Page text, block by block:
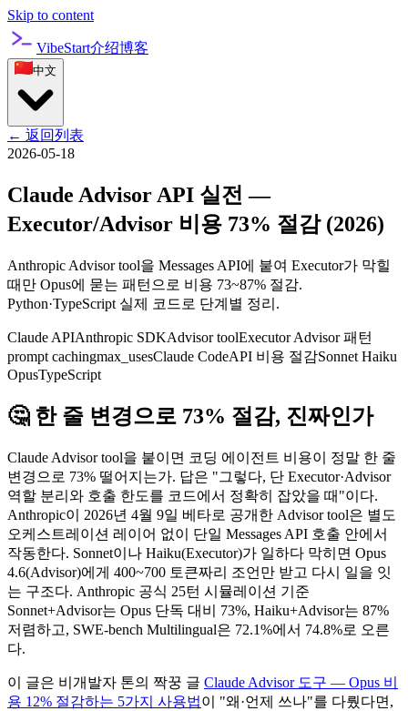
Skip to content
VibeStart介绍博客
中文
← 返回列表
2026-05-18
Claude Advisor API 실전 —
Executor/Advisor 비용 73% 절감 (2026)
Anthropic Advisor tool을 Messages API에 붙여 Executor가 막힐
때만 Opus에 묻는 패턴으로 비용 73~87% 절감.
Python·TypeScript 실제 코드로 단계별 정리.
Claude APIAnthropic SDKAdvisor toolExecutor Advisor 패턴
prompt cachingmax_usesClaude CodeAPI 비용 절감Sonnet Haiku
OpusTypeScript
🤔 한 줄 변경으로 73% 절감, 진짜인가
Claude Advisor tool을 붙이면 코딩 에이전트 비용이 정말 한 줄
변경으로 73% 떨어지는가. 답은 "그렇다, 단 Executor·Advisor
역할 분리와 호출 한도를 코드에서 정확히 잡았을 때"이다.
Anthropic이 2026년 4월 9일 베타로 공개한 Advisor tool은 별도
오케스트레이션 레이어 없이 단일 Messages API 호출 안에서
작동한다. Sonnet이나 Haiku(Executor)가 일하다 막히면 Opus
4.6(Advisor)에게 400~700 토큰짜리 조언만 받고 다시 일을 잇
는 구조다. Anthropic 공식 25턴 시뮬레이션 기준
Sonnet+Advisor는 Opus 단독 대비 73%, Haiku+Advisor는 87%
저렴하고, SWE-bench Multilingual은 72.1%에서 74.8%로 오른
다.
이 글은 비개발자 톤의 짝꿍 글 Claude Advisor 도구 — Opus 비
용 12% 절감하는 5가지 사용법이 "왜·언제 쓰나"를 다뤘다면,